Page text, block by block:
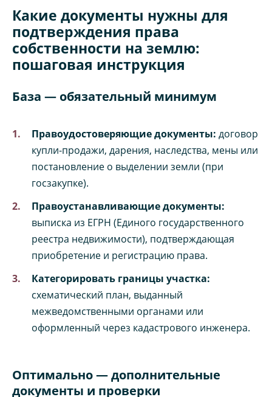
Какие документы нужны для
подтверждения права
собственности на землю:
пошаговая инструкция
База — обязательный минимум
Правоудостоверяющие документы: договор
купли-продажи, дарения, наследства, мены или
постановление о выделении земли (при
госзакупке).
Правоустанавливающие документы:
выписка из ЕГРН (Единого государственного
реестра недвижимости), подтверждающая
приобретение и регистрацию права.
Категорировать границы участка:
схематический план, выданный
межведомственными органами или
оформленный через кадастрового инженера.
Оптимально — дополнительные
документы и проверки